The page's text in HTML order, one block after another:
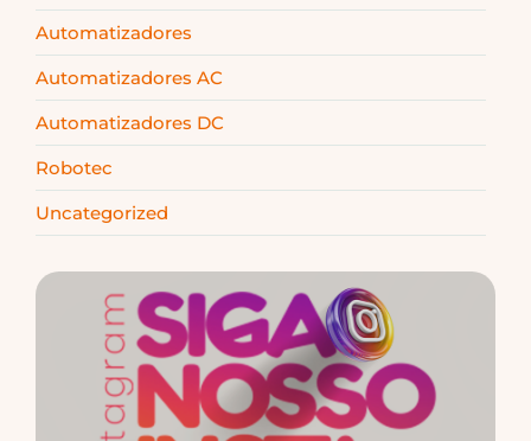
Automatizadores
Automatizadores AC
Automatizadores DC
Robotec
Uncategorized